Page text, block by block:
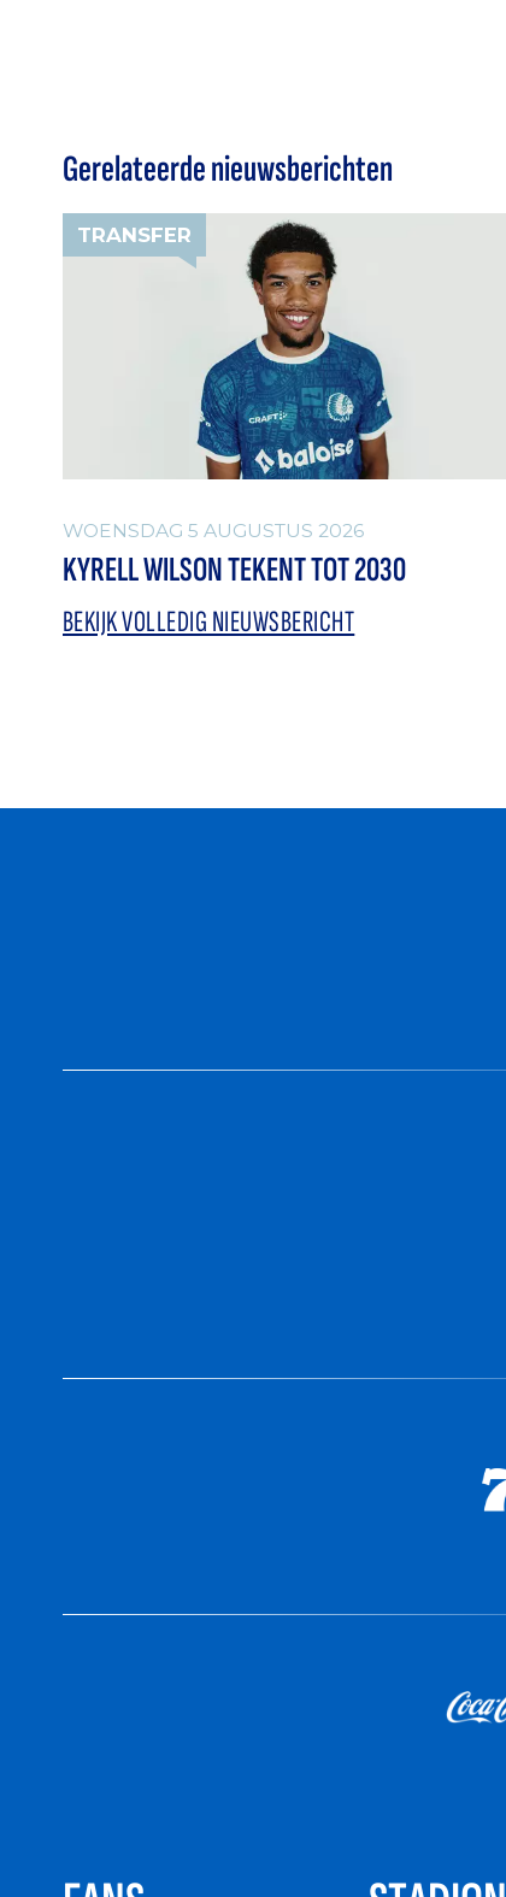
Gerelateerde nieuwsberichten
TRANSFER
WOENSDAG 5 AUGUSTUS 2026
KYRELL WILSON TEKENT TOT 2030
BEKIJK VOLLEDIG NIEUWSBERICHT